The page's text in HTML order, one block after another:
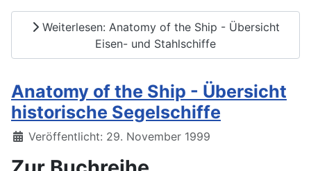
Weiterlesen: Anatomy of the Ship - Übersicht
Eisen- und Stahlschiffe
Anatomy of the Ship - Übersicht
historische Segelschiffe
Details
Veröffentlicht: 29. November 1999